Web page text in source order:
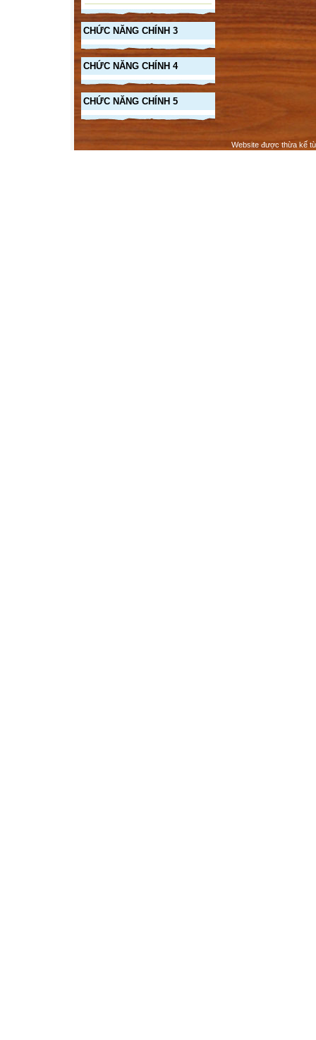
CHỨC NĂNG CHÍNH 3
CHỨC NĂNG CHÍNH 4
CHỨC NĂNG CHÍNH 5
Website được thừa kế